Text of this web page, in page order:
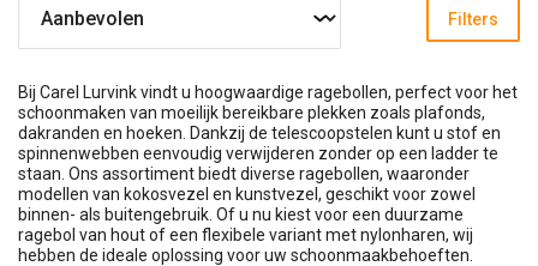
Filters
Bij Carel Lurvink vindt u hoogwaardige ragebollen, perfect voor het
schoonmaken van moeilijk bereikbare plekken zoals plafonds,
dakranden en hoeken. Dankzij de telescoopstelen kunt u stof en
spinnenwebben eenvoudig verwijderen zonder op een ladder te
staan. Ons assortiment biedt diverse ragebollen, waaronder
modellen van kokosvezel en kunstvezel, geschikt voor zowel
binnen- als buitengebruik. Of u nu kiest voor een duurzame
ragebol van hout of een flexibele variant met nylonharen, wij
hebben de ideale oplossing voor uw schoonmaakbehoeften.